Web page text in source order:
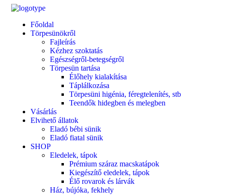
Főoldal
Törpesünökről
Fajleírás
Kézhez szoktatás
Egészségről-betegségről
Törpesün tartása
Élőhely kialakítása
Táplálkozása
Törpesüni higénia, féregtelenítés, stb
Teendők hidegben és melegben
Vásárlás
Elvihető állatok
Eladó bébi sünik
Eladó fiatal sünik
SHOP
Eledelek, tápok
Prémium száraz macskatápok
Kiegészítő eledelek, tápok
Élő rovarok és lárvák
Ház, bújóka, fekhely